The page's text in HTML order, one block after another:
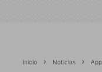
Inicio Noticias